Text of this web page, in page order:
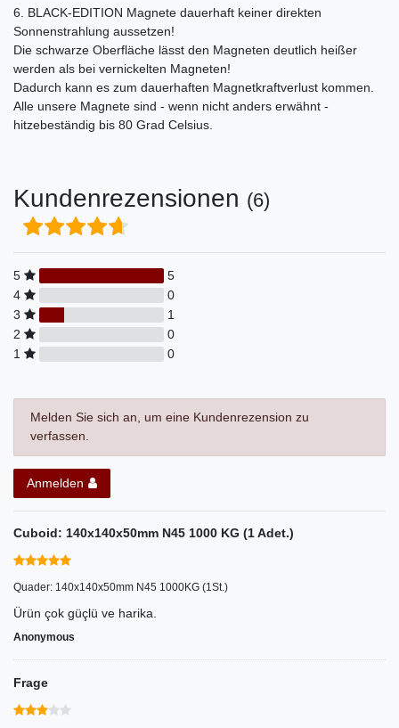
6. BLACK-EDITION Magnete dauerhaft keiner direkten
Sonnenstrahlung aussetzen!
Die schwarze Oberfläche lässt den Magneten deutlich heißer
werden als bei vernickelten Magneten!
Dadurch kann es zum dauerhaften Magnetkraftverlust kommen.
Alle unsere Magnete sind - wenn nicht anders erwähnt -
hitzebeständig bis 80 Grad Celsius.
Kundenrezensionen (6)
5
5
4
0
3
1
2
0
1
0
Melden Sie sich an, um eine Kundenrezension zu
verfassen.
Anmelden
Cuboid: 140x140x50mm N45 1000 KG (1 Adet.)
Quader: 140x140x50mm N45 1000KG (1St.)
Ürün çok güçlü ve harika.
Anonymous
Frage